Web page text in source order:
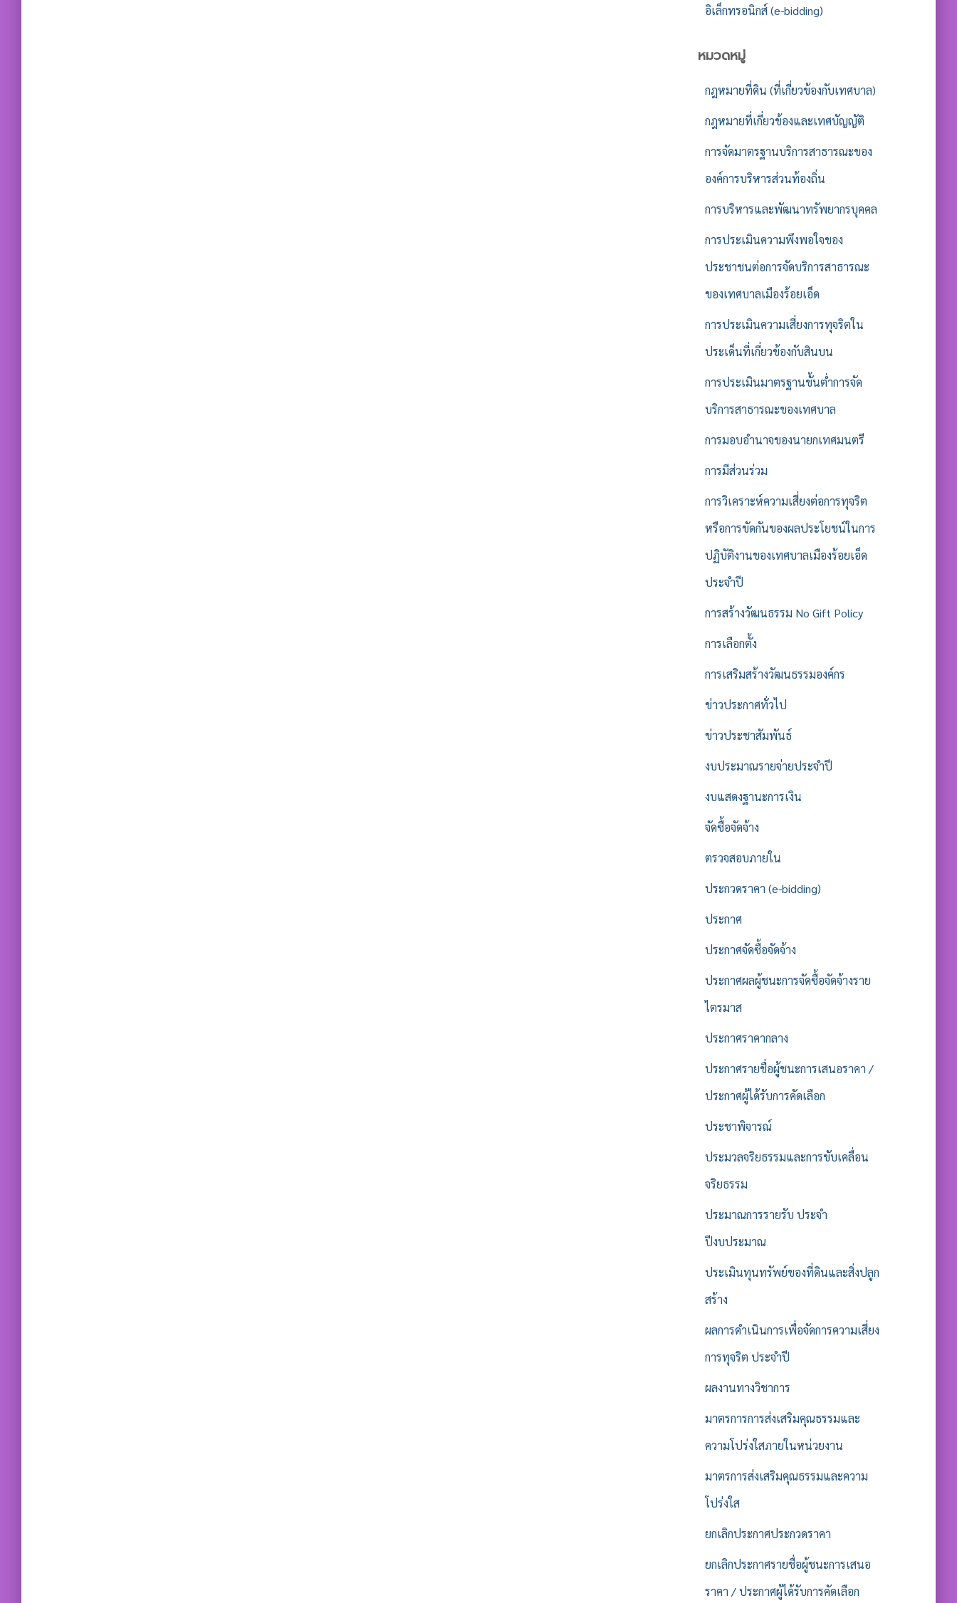
อิเล็กทรอนิกส์ (e-bidding)
หมวดหมู่
กฎหมายที่ดิน (ที่เกี่ยวข้องกับเทศบาล)
กฎหมายที่เกี่ยวข้องและเทศบัญญัติ
การจัดมาตรฐานบริการสาธารณะของ
องค์การบริหารส่วนท้องถิ่น
การบริหารและพัฒนาทรัพยากรบุคคล
การประเมินความพึงพอใจของ
ประชาชนต่อการจัดบริการสาธารณะ
ของเทศบาลเมืองร้อยเอ็ด
การประเมินความเสี่ยงการทุจริตใน
ประเด็นที่เกี่ยวข้องกับสินบน
การประเมินมาตรฐานขั้นต่ำการจัด
บริการสาธารณะของเทศบาล
การมอบอำนาจของนายกเทศมนตรี
การมีส่วนร่วม
การวิเคราะห์ความเสี่ยงต่อการทุจริต
หรือการขัดกันของผลประโยชน์ในการ
ปฏิบัติงานของเทศบาลเมืองร้อยเอ็ด
ประจำปี
การสร้างวัฒนธรรม No Gift Policy
การเลือกตั้ง
การเสริมสร้างวัฒนธรรมองค์กร
ข่าวประกาศทั่วไป
ข่าวประชาสัมพันธ์
งบประมาณรายจ่ายประจำปี
งบแสดงฐานะการเงิน
จัดซื้อจัดจ้าง
ตรวจสอบภายใน
ประกวดราคา (e-bidding)
ประกาศ
ประกาศจัดซื้อจัดจ้าง
ประกาศผลผู้ชนะการจัดซื้อจัดจ้างราย
ไตรมาส
ประกาศราคากลาง
ประกาศรายชื่อผู้ชนะการเสนอราคา /
ประกาศผู้ได้รับการคัดเลือก
ประชาพิจารณ์
ประมวลจริยธรรมและการขับเคลื่อน
จริยธรรม
ประมาณการรายรับ ประจำ
ปีงบประมาณ
ประเมินทุนทรัพย์ของที่ดินและสิ่งปลูก
สร้าง
ผลการดำเนินการเพื่อจัดการความเสี่ยง
การทุจริต ประจำปี
ผลงานทางวิชาการ
มาตรการการส่งเสริมคุณธรรมและ
ความโปร่งใสภายในหน่วยงาน
มาตรการส่งเสริมคุณธรรมและความ
โปร่งใส
ยกเลิกประกาศประกวดราคา
ยกเลิกประกาศรายชื่อผู้ชนะการเสนอ
ราคา / ประกาศผู้ได้รับการคัดเลือก